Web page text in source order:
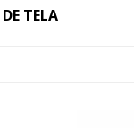
TELA